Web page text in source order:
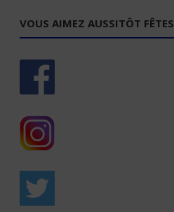
VOUS AIMEZ AUSSITÔT FÊTES